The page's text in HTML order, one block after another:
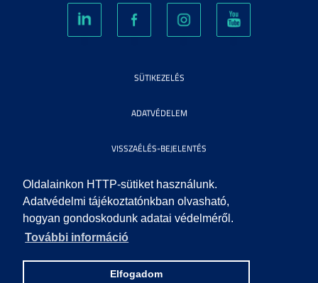
Oldalainkon HTTP-sütiket használunk.
Adatvédelmi tájékoztatónkban olvasható,
hogyan gondoskodunk adatai védelméről.
További információ
Elfogadom
SÜTIKEZELÉS
ADATVÉDELEM
VISSZAÉLÉS-BEJELENTÉS
KÖZÉRDEKŰ ADATOK
IMPRESSZUM